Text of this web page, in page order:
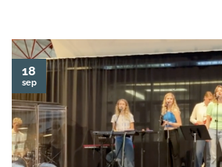
18
sep